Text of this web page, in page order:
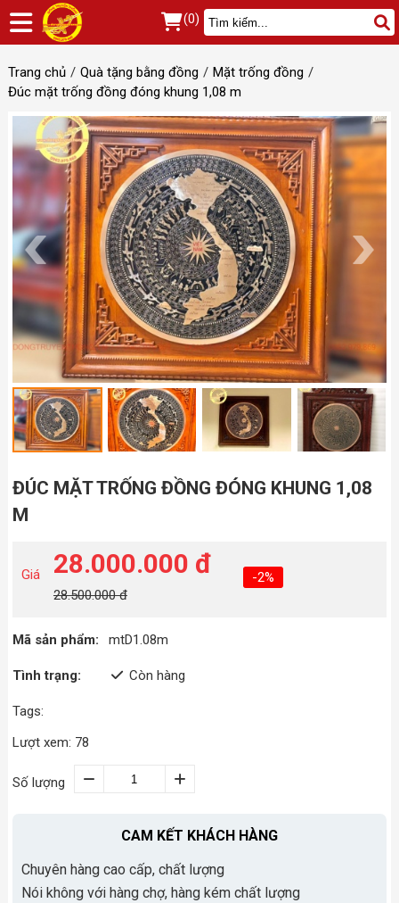
(0)
Trang chủ Quà tặng bằng đồng
Mặt trống đồng
Đúc mặt trống đồng đóng khung 1,08 m
ĐÚC MẶT TRỐNG ĐỒNG ĐÓNG KHUNG 1,08
M
Giá 28.000.000 đ
28.500.000 đ
-2%
Mã sản phẩm: mtD1.08m
Tình trạng: Còn hàng
Tags:
Lượt xem: 78
Số lượng
CAM KẾT KHÁCH HÀNG
Chuyên hàng cao cấp, chất lượng
Nói không với hàng chợ, hàng kém chất lượng